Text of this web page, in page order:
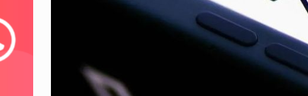
está prevista entre abril de 2026…
um prazo de 180 dias para…
norte-americano confirmou que cidadãos dos Estados…
duas equipas que chegaram…